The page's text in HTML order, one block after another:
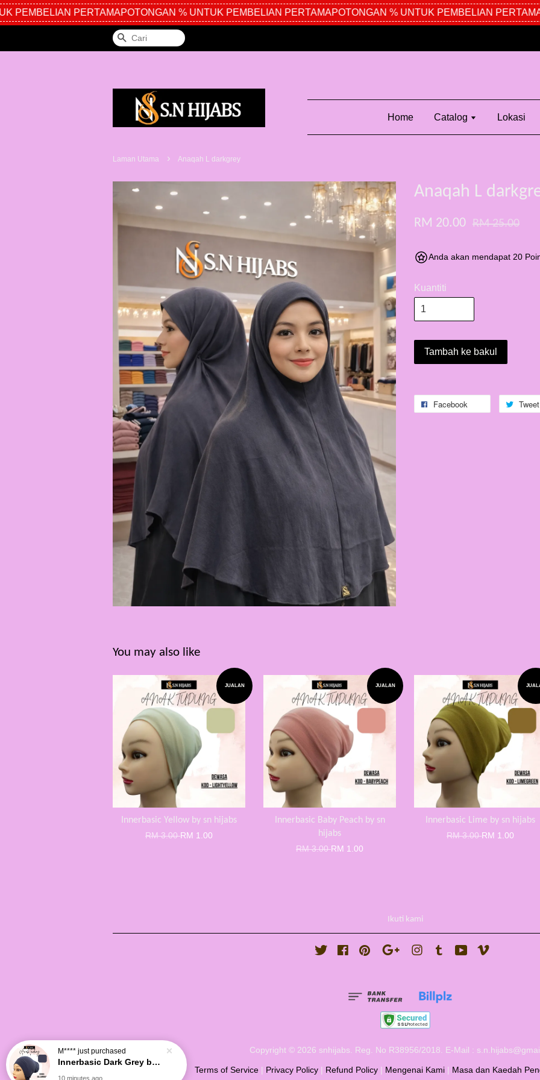
PEMBELIAN PERTAMAPOTONGAN % UNTUK PEMBELIAN PERTAMAPOTONGAN % UNTUK PEMBELIAN PERTAMA
Cari
Home Catalog Lokasi
Laman Utama › Anaqah L darkgrey
Anaqah L
RM 20.00 RM 25.00
Anda akan mendapat 20
Kuantiti
Tambah ke bakul
Facebook Tweet
You may also like
JUALAN
Innerbasic Yellow by sn hijabs
RM 3.00RM 1.00
JUALAN
Innerbasic Baby Peach by sn
hijabs
RM 3.00RM 1.00
Innerbasic Lime by sn hijabs
RM 3.00RM 1.00
Ikuti kami
Twitter FacebookPinterest Google Instagram
Tumblr YouTube
Copyright © 2026 snhijabs. Reg. No R38956/2018. E-Mail :
Terms of Service | Privacy Policy | Refund Policy | Mengenai Kami | Masa dan Kaedah
M**** just purchased
Innerbasic Dark Grey by sn hijabs
10 minutes ago